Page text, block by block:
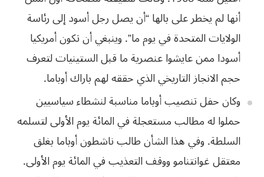
أنها لم يخطر على بالها “أن يصل رجلأسود إلى رئاسة
الولايات المتحدة في يوم ما”. وينبغي أن تكون أمريكيا
أسودا ممنعايشوا عنصرية ما قبل الستينيات لتعرف
حجم الانجاز التاريخي الذي حققه لهم باراكأوباما.
وكان حفل تنصيبأوباما مناسبة لنشطاء سياسيين
حملوا له مطالب مستعجلة في المائة يوم الأولى لتسلمه
السلطة. وفي هذا الشأن طالب ناشطون أوباما بغلق
معتقل غوانتنامو ووقف التعذيب فيالمائة يوم الأولى.